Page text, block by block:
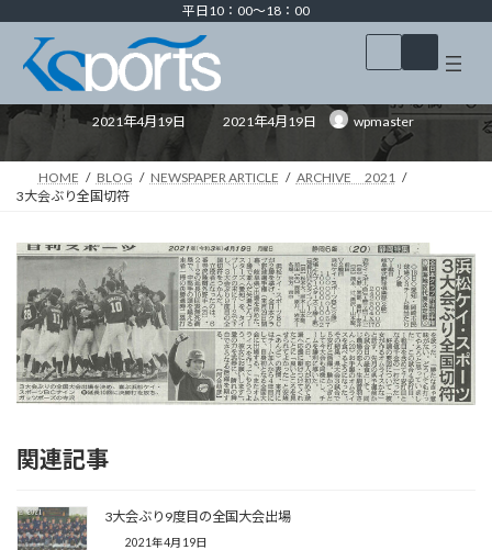
へ
キ
ョ
に
平日10：00～18：00
ア
コ
リ
ン
ク
ア
コ
リ
ン
ク
3大会ぶり全国切符
2021年4月19日
終
日
時
2021年4月19日 wpmaster
HOME BLOG NEWSPAPER ARTICLE
ARCHIVE 2021
3大会ぶり全国切符
関連記事
3大会ぶり9度目の全国大会出場
2021年4月19日